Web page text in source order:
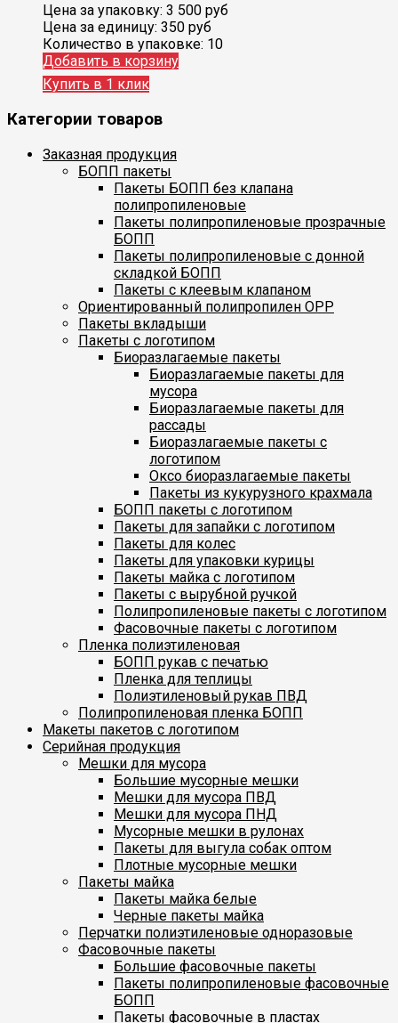
Цена за упаковку: 3 500 руб
Цена за единицу: 350 руб
Количество в упаковке: 10
Добавить в корзину
Купить в 1 клик
Категории товаров
Заказная продукция
БОПП пакеты
Пакеты БОПП без клапана
полипропиленовые
Пакеты полипропиленовые прозрачные
БОПП
Пакеты полипропиленовые с донной
складкой БОПП
Пакеты с клеевым клапаном
Ориентированный полипропилен ОРР
Пакеты вкладыши
Пакеты с логотипом
Биоразлагаемые пакеты
Биоразлагаемые пакеты для
мусора
Биоразлагаемые пакеты для
рассады
Биоразлагаемые пакеты с
логотипом
Оксо биоразлагаемые пакеты
Пакеты из кукурузного крахмала
БОПП пакеты с логотипом
Пакеты для запайки с логотипом
Пакеты для колес
Пакеты для упаковки курицы
Пакеты майка с логотипом
Пакеты с вырубной ручкой
Полипропиленовые пакеты с логотипом
Фасовочные пакеты с логотипом
Пленка полиэтиленовая
БОПП рукав с печатью
Пленка для теплицы
Полиэтиленовый рукав ПВД
Полипропиленовая пленка БОПП
Макеты пакетов с логотипом
Серийная продукция
Мешки для мусора
Большие мусорные мешки
Мешки для мусора ПВД
Мешки для мусора ПНД
Мусорные мешки в рулонах
Пакеты для выгула собак оптом
Плотные мусорные мешки
Пакеты майка
Пакеты майка белые
Черные пакеты майка
Перчатки полиэтиленовые одноразовые
Фасовочные пакеты
Большие фасовочные пакеты
Пакеты полипропиленовые фасовочные
БОПП
Пакеты фасовочные в пластах